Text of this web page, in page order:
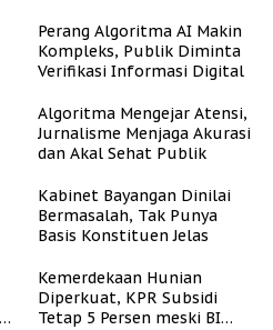
Perang Algoritma AI Makin
Kompleks, Publik Diminta
Verifikasi Informasi Digital
Algoritma Mengejar Atensi,
Jurnalisme Menjaga Akurasi
dan Akal Sehat Publik
Kabinet Bayangan Dinilai
Bermasalah, Tak Punya
Basis Konstituen Jelas
Kemerdekaan Hunian
Diperkuat, KPR Subsidi
Tetap 5 Persen meski BI